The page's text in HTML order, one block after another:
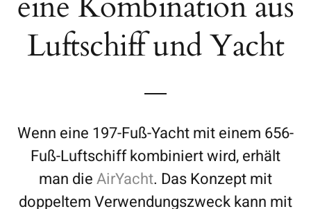
Luftschiff und Yacht
Wenn eine 197-Fuß-Yacht mit einem 656-
Fuß-Luftschiff kombiniert wird, erhält
man dieAirYacht. Das Konzept mit
doppeltem Verwendungszweck kann mit